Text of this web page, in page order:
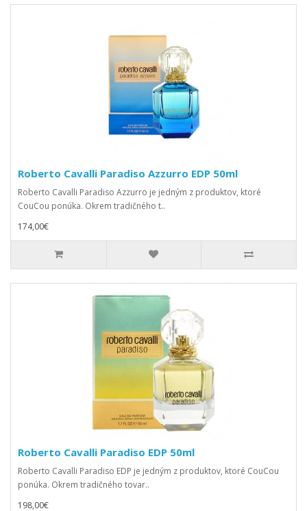
Roberto Cavalli Paradiso Azzurro EDP 50ml
Roberto Cavalli Paradiso Azzurro je jedným z produktov, ktoré
CouCou ponúka. Okrem tradičného t..
174,00€
Roberto Cavalli Paradiso EDP 50ml
Roberto Cavalli Paradiso EDP je jedným z produktov, ktoré CouCou
ponúka. Okrem tradičného tovar..
198,00€